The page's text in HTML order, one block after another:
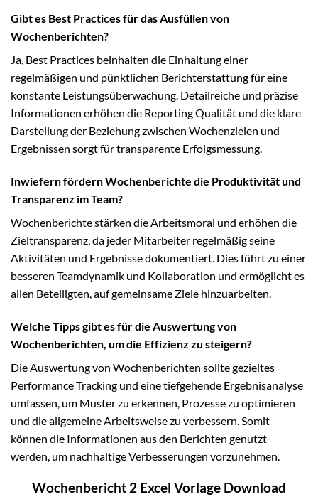
Gibt es Best Practices für das Ausfüllen von
Wochenberichten?
Ja, Best Practices beinhalten die Einhaltung einer
regelmäßigen und pünktlichen Berichterstattung für eine
konstante Leistungsüberwachung. Detailreiche und präzise
Informationen erhöhen die Reporting Qualität und die klare
Darstellung der Beziehung zwischen Wochenzielen und
Ergebnissen sorgt für transparente Erfolgsmessung.
Inwiefern fördern Wochenberichte die Produktivität und
Transparenz im Team?
Wochenberichte stärken die Arbeitsmoral und erhöhen die
Zieltransparenz, da jeder Mitarbeiter regelmäßig seine
Aktivitäten und Ergebnisse dokumentiert. Dies führt zu einer
besseren Teamdynamik und Kollaboration und ermöglicht es
allen Beteiligten, auf gemeinsame Ziele hinzuarbeiten.
Welche Tipps gibt es für die Auswertung von
Wochenberichten, um die Effizienz zu steigern?
Die Auswertung von Wochenberichten sollte gezieltes
Performance Tracking und eine tiefgehende Ergebnisanalyse
umfassen, um Muster zu erkennen, Prozesse zu optimieren
und die allgemeine Arbeitsweise zu verbessern. Somit
können die Informationen aus den Berichten genutzt
werden, um nachhaltige Verbesserungen vorzunehmen.
Wochenbericht 2 Excel Vorlage Download